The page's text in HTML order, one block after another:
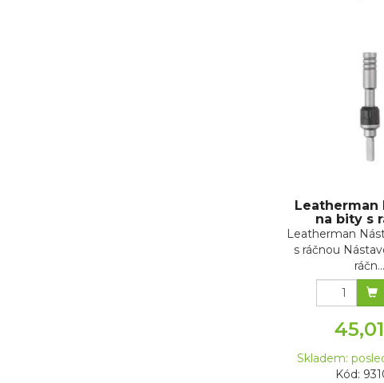
Leatherman
na bity s
Leatherman
s ráčnou
ráčn...
Skladem:
Kód: